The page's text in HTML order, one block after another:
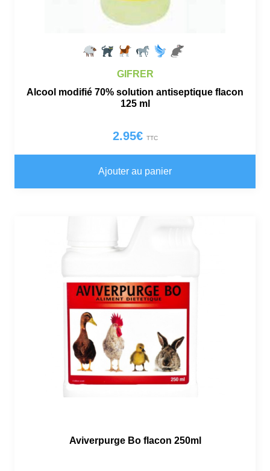
GIFRER
Alcool modifié 70% solution antiseptique flacon
125 ml
2.95€ TTC
Ajouter au panier
Aviverpurge Bo flacon 250ml